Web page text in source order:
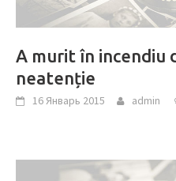
A murit în incendiu
neatenție
16 Январь 2015 admin